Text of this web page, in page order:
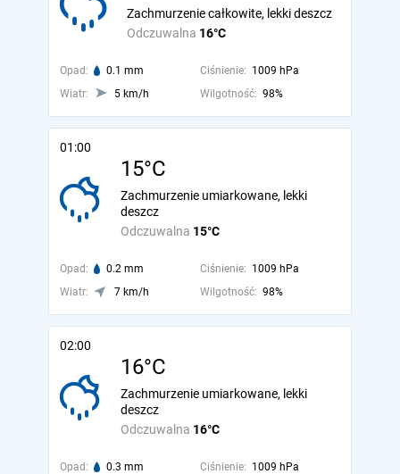
Odczuwalna 16°C
Zachmurzenie całkowite, lekki deszcz
Opad: 0.1 mm Ciśnienie: 1009 hPa
Wiatr:
5 km/h Wilgotność: 98%
01:00
15°C
Odczuwalna 15°C
Zachmurzenie umiarkowane, lekki
deszcz
Opad: 0.2 mm Ciśnienie: 1009 hPa
Wiatr:
7 km/h Wilgotność: 98%
02:00
16°C
Odczuwalna 16°C
Zachmurzenie umiarkowane, lekki
deszcz
Opad: 0.3 mm Ciśnienie: 1009 hPa